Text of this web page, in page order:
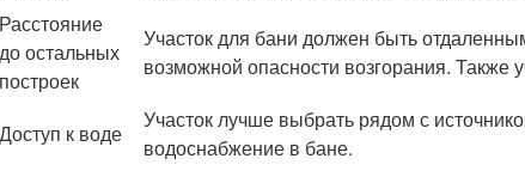
Расстояние
до остальных
построек
Участок для бани должен быть
возможной опасности возгорания. Также
Доступ к воде
Участок лучше выбрать рядом с
водоснабжение в бане.